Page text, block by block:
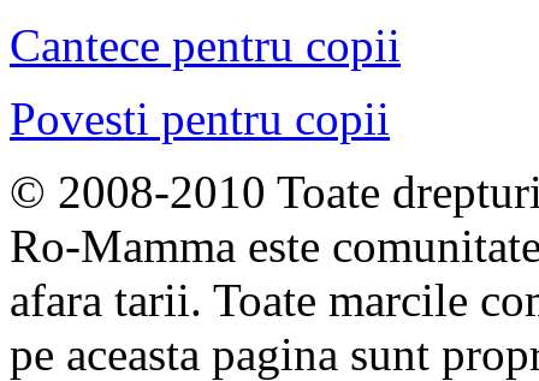
Cantece pentru copii
Povesti pentru copii
© 2008-2010 Toate
Ro-Mamma este
afara tarii. Toate marcile
pe aceasta pagina sunt